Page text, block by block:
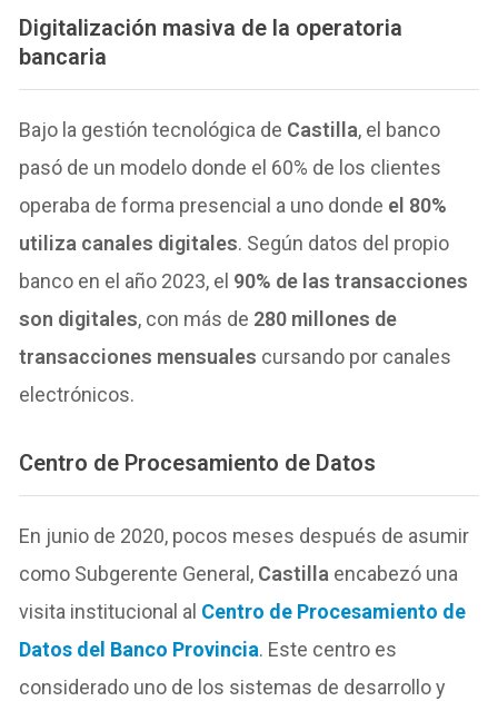
Digitalización masiva de la operatoria
bancaria
Bajo la gestión tecnológica de Castilla, el banco
pasó de un modelo donde el 60% de los clientes
operaba de forma presencial a uno donde el 80%
utiliza canales digitales. Según datos del propio
banco en el año 2023, el 90% de las transacciones
son digitales, con más de 280 millones de
transacciones mensuales cursando por canales
electrónicos.
Centro de Procesamiento de Datos
En junio de 2020, pocos meses después de asumir
como Subgerente General, Castilla encabezó una
visita institucional al Centro de Procesamiento de
Datos del Banco Provincia. Este centro es
considerado uno de los sistemas de desarrollo y